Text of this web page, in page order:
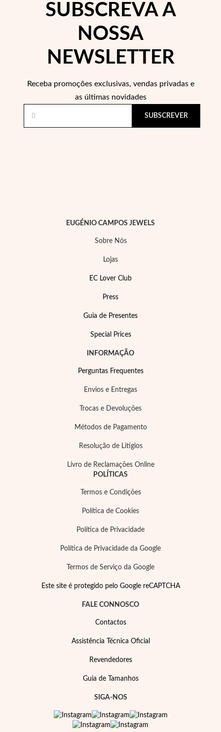
Joias de Festa
SUBSCREVA A
NOSSA
NEWSLETTER
Receba promoções exclusivas, vendas privadas e
as últimas novidades
SUBSCREVER
EUGÉNIO CAMPOS JEWELS
Sobre Nós
Lojas
EC Lover Club
Press
Guia de Presentes
Special Prices
INFORMAÇÃO
Perguntas Frequentes
Envios e Entregas
Trocas e Devoluções
Métodos de Pagamento
Resolução de Litígios
Livro de Reclamações Online
POLÍTICAS
Termos e Condições
Política de Cookies
Política de Privacidade
Política de Privacidade da Google
Termos de Serviço da Google
Este site é protegido pelo Google reCAPTCHA
FALE CONNOSCO
Contactos
Assistência Técnica Oficial
Revendedores
Guia de Tamanhos
SIGA-NOS